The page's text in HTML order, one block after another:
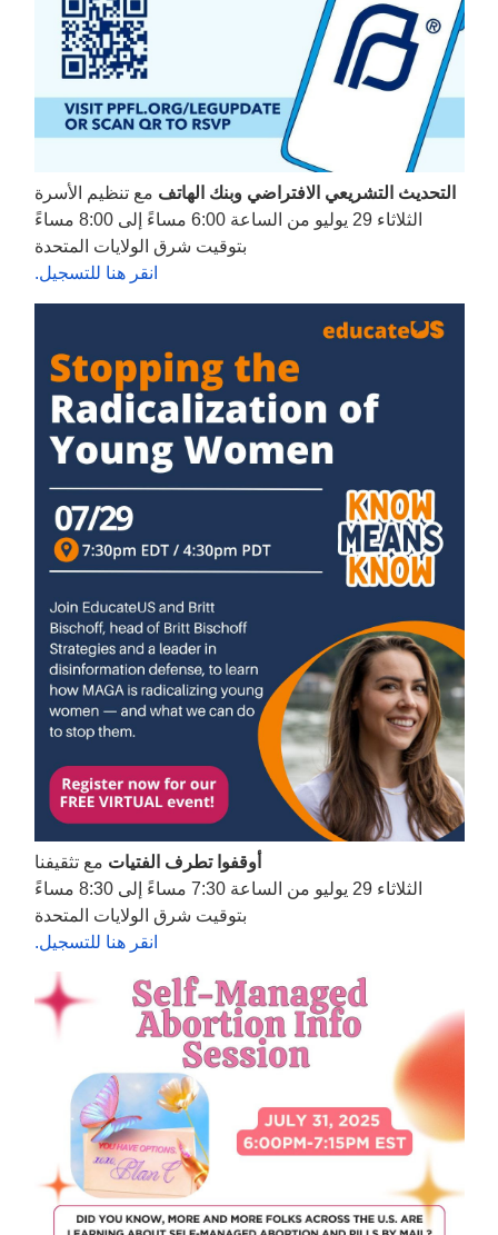
التحديث التشريعي الافتراضي وبنك الهاتف مع تنظيم الأسرة
الثلاثاء 29 يوليو من الساعة 6:00 مساءً إلى 8:00 مساءً
بتوقيت شرق الولايات المتحدة
انقر هنا للتسجيل.
أوقفوا تطرف الفتيات مع تثقيفنا
الثلاثاء 29 يوليو من الساعة 7:30 مساءً إلى 8:30 مساءً
بتوقيت شرق الولايات المتحدة
انقر هنا للتسجيل.